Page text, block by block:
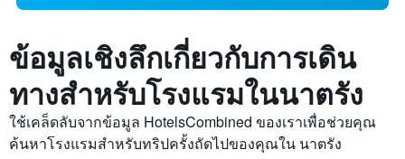
ข้อมูลเชิงลึกเกี่ยวกับการเดิน
ทางสำหรับโรงแรมในนาตรัง
ใช้เคล็ดลับจากข้อมูล HotelsCombined ของเราเพื่อช่วยคุณ
ค้นหาโรงแรมสำหรับทริปครั้งถัดไปของคุณใน นาตรัง